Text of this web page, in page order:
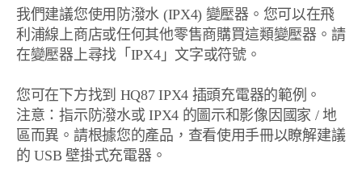
我們建議您使用防潑水 (IPX4) 變壓器。您可以在飛
利浦線上商店或任何其他零售商購買這類變壓器。請
在變壓器上尋找「IPX4」文字或符號。
您可在下方找到 HQ87 IPX4 插頭充電器的範例。
注意：指示防潑水或 IPX4 的圖示和影像因國家 / 地
區而異。請根據您的產品，查看使用手冊以瞭解建議
的 USB 壁掛式充電器。